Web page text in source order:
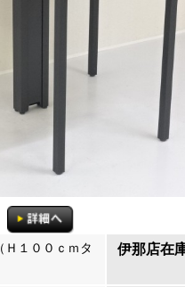
Ｈ１００ｃｍタ
伊那店在